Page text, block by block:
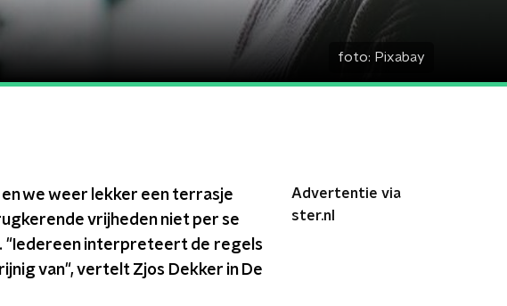
foto: Pixabay
we weer lekker een terrasje
vrijheden niet per se
"Iedereen interpreteert de regels
van", vertelt Zjos Dekker in De
Advertentie via
ster.nl